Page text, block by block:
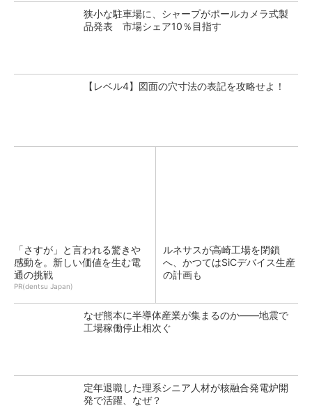
狭小な駐車場に、シャープがポールカメラ式製
品発表 市場シェア10％目指す
【レベル4】図面の穴寸法の表記を攻略せよ！
「さすが」と言われる驚きや
感動を。新しい価値を生む電
通の挑戦
PR(dentsu Japan)
ルネサスが高崎工場を閉鎖
へ、かつてはSiCデバイス生産
の計画も
なぜ熊本に半導体産業が集まるのか――地震で
工場稼働停止相次ぐ
定年退職した理系シニア人材が核融合発電炉開
発で活躍、なぜ？